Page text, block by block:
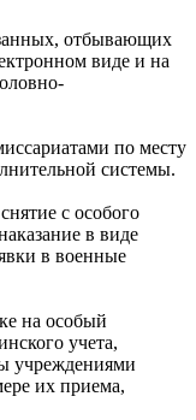
отбывающих
виде и на
по месту
системы.
с особого
в виде
в военные
на особый
учета,
учреждениями
их приема,